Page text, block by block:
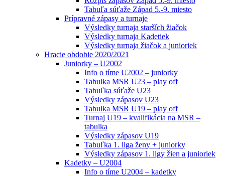
Tabuľa súťaže Západ 5.-9. miesto
Prípravné zápasy a turnaje
Výsledky turnaja starších žiačok
Výsledky turnaja Kadetiek
Výsledky turnaja žiačok a junioriek
Hracie obdobie 2020/2021
Juniorky – U2002
Info o tíme U2002 – juniorky
Tabulka MSR U23 – play off
Tabuľka súťaže U23
Výsledky zápasov U23
Tabulka MSR U19 – play off
Turnaj U19 – kvalifikácia na MSR –
tabulka
Výsledky zápasov U19
Tabuľka 1. liga ženy + juniorky
Výsledky zápasov 1. ligy žien a junioriek
Kadetky – U2004
Info o tíme U2004 – kadetky